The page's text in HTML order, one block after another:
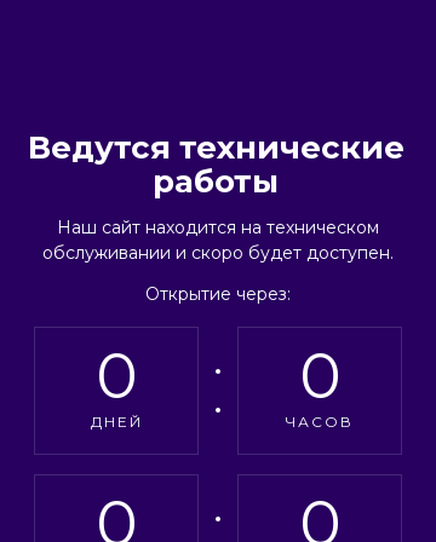
Ведутся технические
работы
Наш сайт находится на техническом
обслуживании и скоро будет доступен.
Открытие через:
0
ДНЕЙ
0
ЧАСОВ
0 0